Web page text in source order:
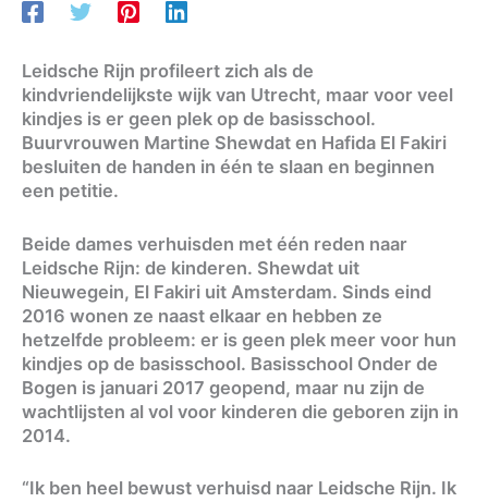
Leidsche Rijn profileert zich als de
kindvriendelijkste wijk van Utrecht, maar voor veel
kindjes is er geen plek op de basisschool.
Buurvrouwen Martine Shewdat en Hafida El Fakiri
besluiten de handen in één te slaan en beginnen
een petitie.
Beide dames verhuisden met één reden naar
Leidsche Rijn: de kinderen. Shewdat uit
Nieuwegein, El Fakiri uit Amsterdam. Sinds eind
2016 wonen ze naast elkaar en hebben ze
hetzelfde probleem: er is geen plek meer voor hun
kindjes op de basisschool. Basisschool Onder de
Bogen is januari 2017 geopend, maar nu zijn de
wachtlijsten al vol voor kinderen die geboren zijn in
2014.
“Ik ben heel bewust verhuisd naar Leidsche Rijn. Ik